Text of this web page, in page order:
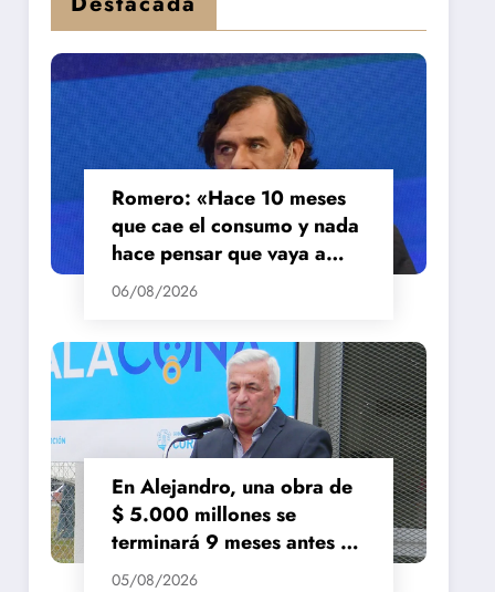
Romero: «Hace 10 meses
que cae el consumo y nada
hace pensar que vaya a
repuntar»
06/08/2026
En Alejandro, una obra de
$ 5.000 millones se
terminará 9 meses antes de
lo previsto
05/08/2026